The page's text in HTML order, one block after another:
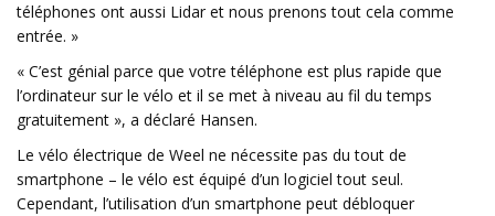
téléphones ont aussi Lidar et nous prenons tout cela comme
entrée. »
« C’est génial parce que votre téléphone est plus rapide que
l’ordinateur sur le vélo et il se met à niveau au fil du temps
gratuitement », a déclaré Hansen.
Le vélo électrique de Weel ne nécessite pas du tout de
smartphone – le vélo est équipé d’un logiciel tout seul.
Cependant, l’utilisation d’un smartphone peut débloquer